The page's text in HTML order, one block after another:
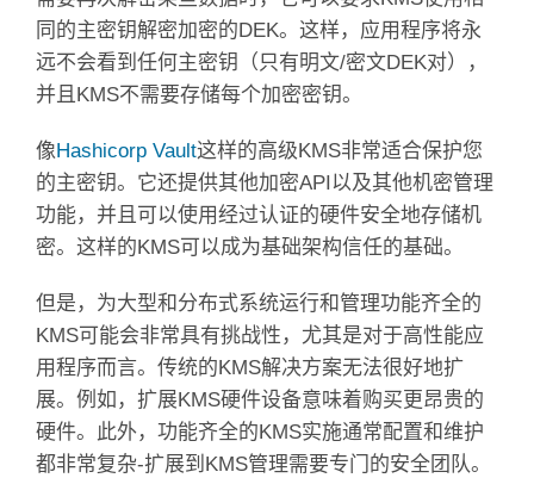
同的主密钥解密加密的DEK。 这样，应用程序将永
远不会看到任何主密钥（只有明文/密文DEK对），
并且KMS不需要存储每个加密密钥。
像Hashicorp Vault这样的高级KMS非常适合保护您
的主密钥。 它还提供其他加密API以及其他机密管理
功能，并且可以使用经过认证的硬件安全地存储机
密。 这样的KMS可以成为基础架构信任的基础。
但是，为大型和分布式系统运行和管理功能齐全的
KMS可能会非常具有挑战性，尤其是对于高性能应
用程序而言。 传统的KMS解决方案无法很好地扩
展。 例如，扩展KMS硬件设备意味着购买更昂贵的
硬件。
此外，功能齐全的KMS实施通常配置和维护
都非常复杂-扩展到KMS管理需要专门的安全团队。